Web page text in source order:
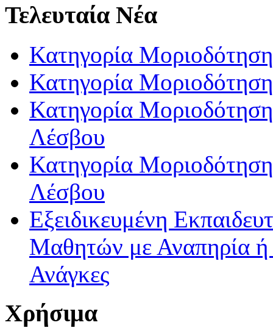
Τελευταία Νέα
Κατηγορία
Κατηγορία
Κατηγορία
Λέσβου
Κατηγορία
Λέσβου
Εξειδικευμένη
Μαθητών με Αναπηρία ή /
Ανάγκες
Χρήσιμα